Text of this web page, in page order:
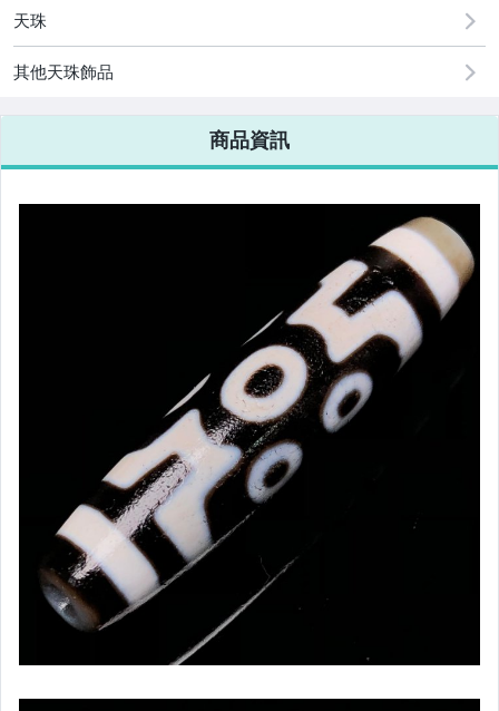
天珠
其他天珠飾品
商品資訊